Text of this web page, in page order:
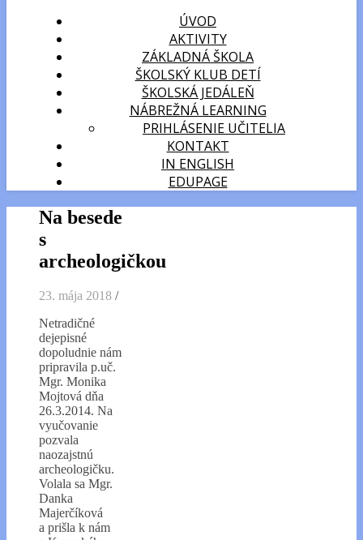
ÚVOD
AKTIVITY
ZÁKLADNÁ ŠKOLA
ŠKOLSKÝ KLUB DETÍ
ŠKOLSKÁ JEDÁLEŇ
NÁBREŽNÁ LEARNING
PRIHLÁSENIE UČITELIA
KONTAKT
IN ENGLISH
EDUPAGE
Na besede
s
archeologičkou
23. mája 2018 /
Netradičné
dejepisné
dopoludnie nám
pripravila p.uč.
Mgr. Monika
Mojtová dňa
26.3.2014. Na
vyučovanie
pozvala
naozajstnú
archeologičku.
Volala sa Mgr.
Danka
Majerčíková
a prišla k nám